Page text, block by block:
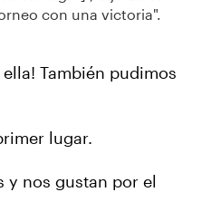
con una victoria".
También pudimos
lugar.
nos gustan por el